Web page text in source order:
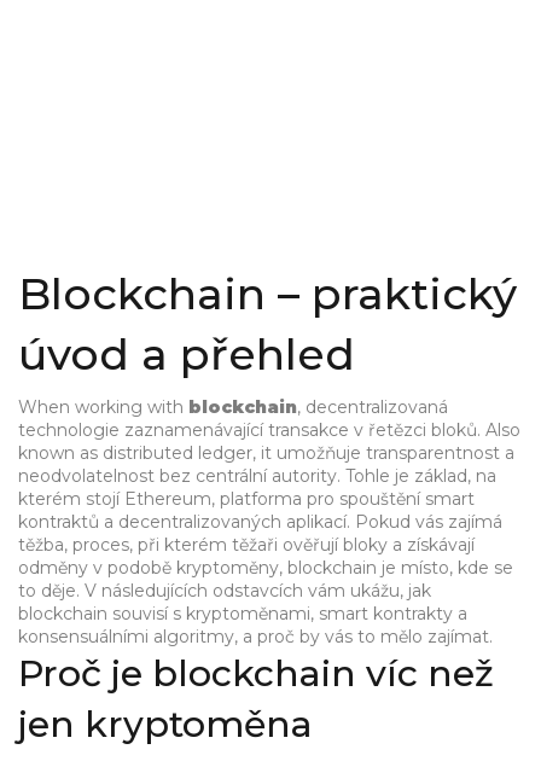
Blockchain – praktický
úvod a přehled
When working with blockchain, decentralizovaná
technologie zaznamenávající transakce v řetězci bloků. Also
known as distributed ledger, it umožňuje transparentnost a
neodvolatelnost bez centrální autority. Tohle je základ, na
kterém stojí Ethereum, platforma pro spouštění smart
kontraktů a decentralizovaných aplikací. Pokud vás zajímá
těžba, proces, při kterém těžaři ověřují bloky a získávají
odměny v podobě kryptoměny, blockchain je místo, kde se
to děje. V následujících odstavcích vám ukážu, jak
blockchain souvisí s kryptoměnami, smart kontrakty a
konsensuálními algoritmy, a proč by vás to mělo zajímat.
Proč je blockchain víc než
jen kryptoměna